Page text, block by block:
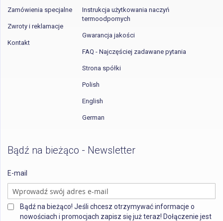
Zamówienia specjalne
Zwroty i reklamacje
Kontakt
Instrukcja użytkowania naczyń
termoodpornych
Gwarancja jakości
FAQ - Najczęściej zadawane pytania
Strona spółki
Polish
English
German
Bądź na bieżąco - Newsletter
E-mail
Bądź na bieżąco! Jeśli chcesz otrzymywać informacje o
nowościach i promocjach zapisz się już teraz! Dołączenie jest